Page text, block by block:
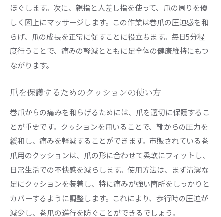
ほぐします。次に、親指と人差し指を使って、爪の周りを優
しく図上にマッサージします。この作業は巻爪の圧迫感を和
らげ、爪の成長を正常に促すことに役立ちます。毎日5分程
度行うことで、痛みの軽減とともに足全体の健康維持にもつ
ながります。
爪を保護するためのクッションの使い方
巻爪からの痛みを和らげるためには、爪を適切に保護するこ
とが重要です。クッションを用いることで、靴からの圧力を
緩和し、痛みを軽減することができます。市販されている巻
爪用のクッションは、爪の形に合わせて柔軟にフィットし、
日常生活での不快感を減らします。使用方法は、まず清潔な
足にクッションを装着し、特に痛みが強い箇所をしっかりと
カバーするように調整します。これにより、歩行時の圧迫が
減少し、巻爪の進行を防ぐことができるでしょう。